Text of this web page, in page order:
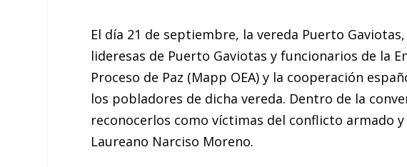
El día 21 de septiembre, la vereda Puerto
lideresas de Puerto Gaviotas y funcionarios de la
Proceso de Paz (Mapp OEA) y la cooperación
los pobladores de dicha vereda. Dentro de la
reconocerlos como víctimas del conflicto armado
Laureano Narciso Moreno.